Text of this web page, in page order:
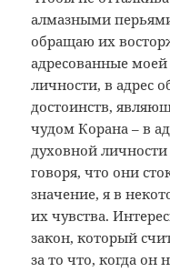
алмазными
обращаю их
адресованные моей
личности, в адрес
достоинств,
чудом Корана – в
духовной
говоря, что они
значение, я в
их чувства.
закон, который
за то что, когда он